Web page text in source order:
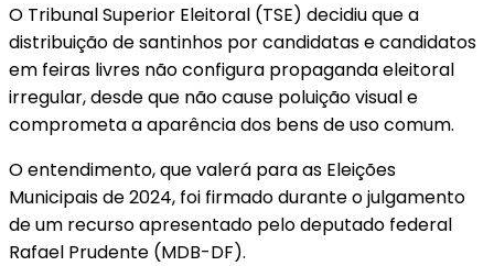
O Tribunal Superior Eleitoral (TSE) decidiu que a
distribuição de santinhos por candidatas e candidatos
em feiras livres não configura propaganda eleitoral
irregular, desde que não cause poluição visual e
comprometa a aparência dos bens de uso comum.
O entendimento, que valerá para as Eleições
Municipais de 2024, foi firmado durante o julgamento
de um recurso apresentado pelo deputado federal
Rafael Prudente (MDB-DF).